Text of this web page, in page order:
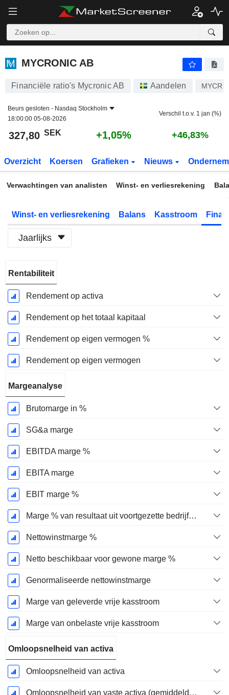
MYCRONIC AB
MYCRONIC AB
Financiële ratio's Mycronic AB Aandelen MYCR
Beurs gesloten - Nasdaq Stockholm
18:00:00 05-08-2026
Verschil t.o.v. 1 jan (%)
327,80 SEK +1,05% +46,83%
Overzicht Koersen Grafieken Nieuws
Verwachtingen van analisten Winst- en verliesrekening
Winst- en verliesrekening Balans Kasstroom
Jaarlijks
boekjaar:
December
Rentabiliteit
Rendement op activa
Rendement op het totaal kapitaal
Rendement op eigen vermogen %
Rendement op eigen vermogen
Margeanalyse
Brutomarge in %
SG&a marge
EBITDA marge %
EBITA marge
EBIT marge %
Marge % van resultaat uit voortgezette bedrijfsactiviteiten
Nettowinstmarge %
Netto beschikbaar voor gewone marge %
Genormaliseerde nettowinstmarge
Marge van geleverde vrije kasstroom
Marge van onbelaste vrije kasstroom
Omloopsnelheid van activa
Omloopsnelheid van activa
Omloopsnelheid van vaste activa (gemiddelde vaste activa)